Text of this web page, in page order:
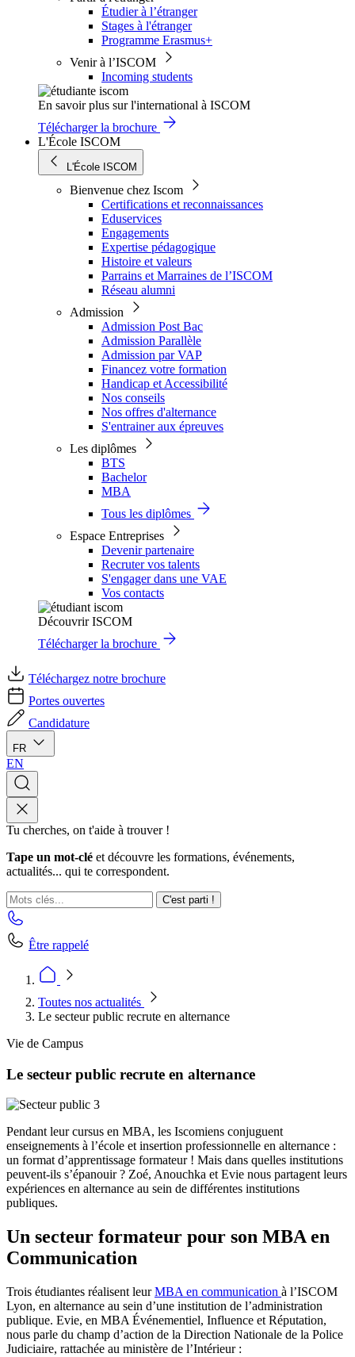
Étudier à l’étranger
Stages à l'étranger
Programme Erasmus+
Venir à l’ISCOM
Incoming students
En savoir plus sur l'international à ISCOM
Télécharger la brochure
L'École ISCOM
L'École ISCOM
Bienvenue chez Iscom
Certifications et reconnaissances
Eduservices
Engagements
Expertise pédagogique
Histoire et valeurs
Parrains et Marraines de l’ISCOM
Réseau alumni
Admission
Admission Post Bac
Admission Parallèle
Admission par VAP
Financez votre formation
Handicap et Accessibilité
Nos conseils
Nos offres d'alternance
S'entrainer aux épreuves
Les diplômes
BTS
Bachelor
MBA
Tous les diplômes
Espace Entreprises
Devenir partenaire
Recruter vos talents
S'engager dans une VAE
Vos contacts
Découvrir ISCOM
Télécharger la brochure
Téléchargez notre brochure
Portes ouvertes
Candidature
FR
EN
Tu cherches, on t'aide à trouver !
Tape un mot-clé et découvre les formations, événements,
actualités... qui te correspondent.
C'est parti !
Être rappelé
Toutes nos actualités
Le secteur public recrute en alternance
Vie de Campus
Le secteur public recrute en alternance
Pendant leur cursus en MBA, les Iscomiens conjuguent
enseignements à l’école et insertion professionnelle en alternance :
un format d’apprentissage formateur ! Mais dans quelles institutions
peuvent-ils s’épanouir ? Zoé, Anouchka et Evie nous partagent leurs
expériences en alternance au sein de différentes institutions
publiques.
Un secteur formateur pour son MBA en
Communication
Trois étudiantes réalisent leurMBA en communication à l’ISCOM
Lyon, en alternance au sein d’une institution de l’administration
publique. Evie, en MBA Événementiel, Influence et Réputation,
nous parle du champ d’action de la Direction Nationale de la Police
Judiciaire, rattachée au ministère de l’Intérieur :